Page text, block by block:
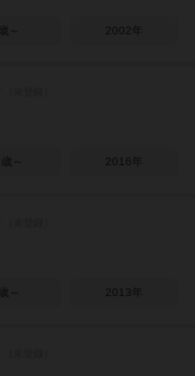
～ 2002年
～ 2016年
～ 2013年